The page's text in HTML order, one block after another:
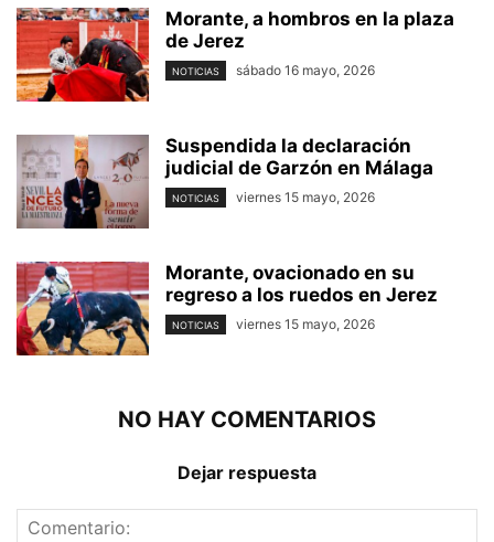
Morante, a hombros en la plaza
de Jerez
NOTICIAS sábado 16 mayo, 2026
Suspendida la declaración
judicial de Garzón en Málaga
NOTICIAS viernes 15 mayo, 2026
Morante, ovacionado en su
regreso a los ruedos en Jerez
NOTICIAS viernes 15 mayo, 2026
NO HAY COMENTARIOS
Dejar respuesta